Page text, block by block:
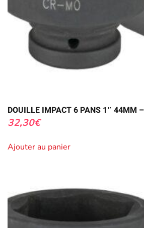
DOUILLE IMPACT 6 PANS 1″ 44MM
32,30€
Ajouter au panier